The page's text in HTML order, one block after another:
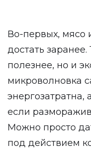
Во-первых, мясо
достать заранее.
полезнее, но и
микроволновка
энергозатратна,
если
Можно просто
под действием